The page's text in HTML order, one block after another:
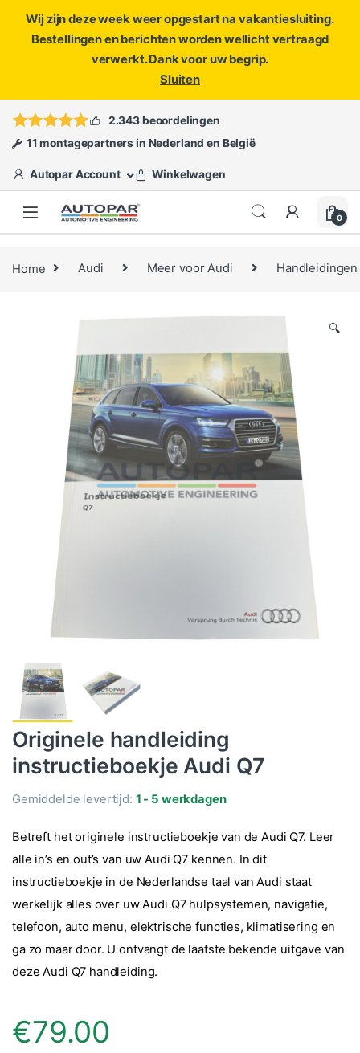
Wij zijn deze week weer opgestart na vakantiesluiting.
Bestellingen en berichten worden wellicht vertraagd
verwerkt. Dank voor uw begrip.
Sluiten
ofopen een ticket
2.343 beoordelingen
11 montagepartners in Nederland en België
Autopar Account Winkelwagen
0
Home Audi Meer voor Audi Handleidingen
🔍
Originele handleiding
instructieboekje Audi Q7
Gemiddelde levertijd: 1 - 5 werkdagen
Betreft het originele instructieboekje van de Audi Q7. Leer
alle in’s en out’s van uw Audi Q7 kennen. In dit
instructieboekje in de Nederlandse taal van Audi staat
werkelijk alles over uw Audi Q7 hulpsystemen, navigatie,
telefoon, auto menu, elektrische functies, klimatisering en
ga zo maar door. U ontvangt de laatste bekende uitgave van
deze Audi Q7 handleiding.
€79.00